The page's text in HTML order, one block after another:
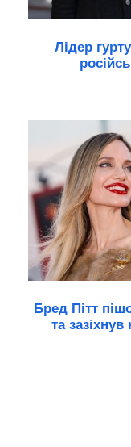
Лідер
Бред Пітт
та зазіхнув